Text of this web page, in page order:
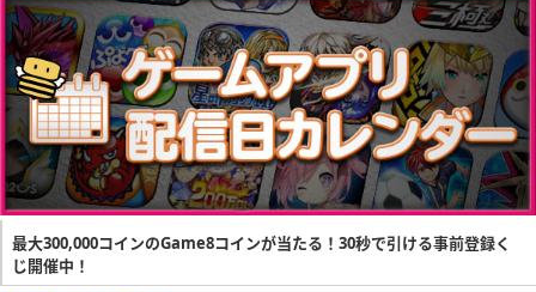
最大300,000コインのGame8コインが当たる！30秒で引ける事前登録く
じ開催中！